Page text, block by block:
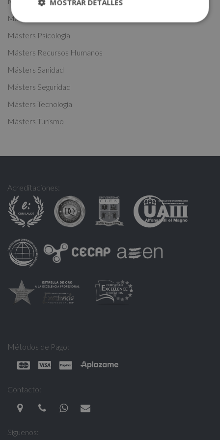
v
e
:
Másters Oficios
Másters Psicología
Másters Recursos Humanos
Másters Sanidad
Másters Seguridad
Másters Tecnología
Másters Turismo
Acreditaciones:
Métodos de Pago:
Contacto:
Síguenos:
MOSTRAR DETALLES